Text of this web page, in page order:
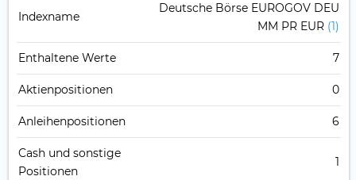
Indexname
Deutsche Börse EUROGOV DEU
MM PR EUR (1)
Enthaltene Werte 7
Aktienpositionen 0
Anleihenpositionen 6
Cash und sonstige
Positionen
1